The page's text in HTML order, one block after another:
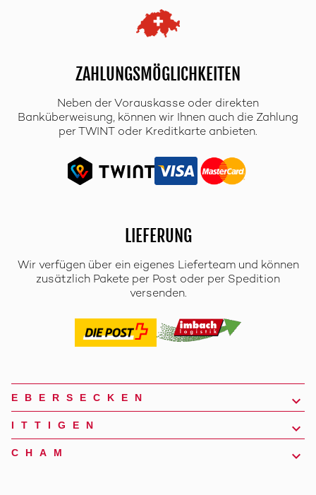
ZAHLUNGSMÖGLICHKEITEN
Neben der Vorauskasse oder direkten
Banküberweisung, können wir Ihnen auch die Zahlung
per TWINT oder Kreditkarte anbieten.
LIEFERUNG
Wir verfügen über ein eigenes Lieferteam und können
zusätzlich Pakete per Post oder per Spedition
versenden.
EBERSECKEN
ITTIGEN
CHAM